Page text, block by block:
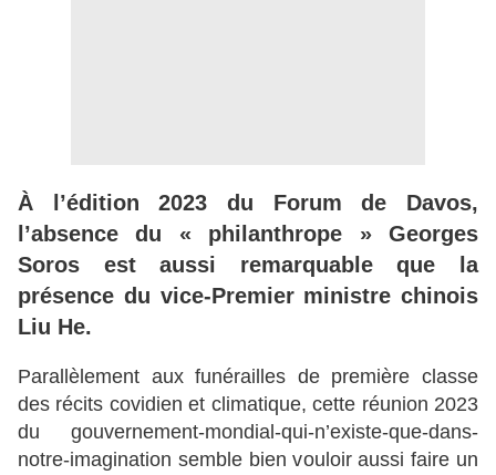
À l’édition 2023 du Forum de Davos,
l’absence du « philanthrope » Georges
Soros est aussi remarquable que la
présence du vice-Premier ministre chinois
Liu He.
Parallèlement aux funérailles de première classe
des récits covidien et climatique, cette réunion 2023
du gouvernement-mondial-qui-n’existe-que-dans-
notre-imagination semble bien vouloir aussi faire un